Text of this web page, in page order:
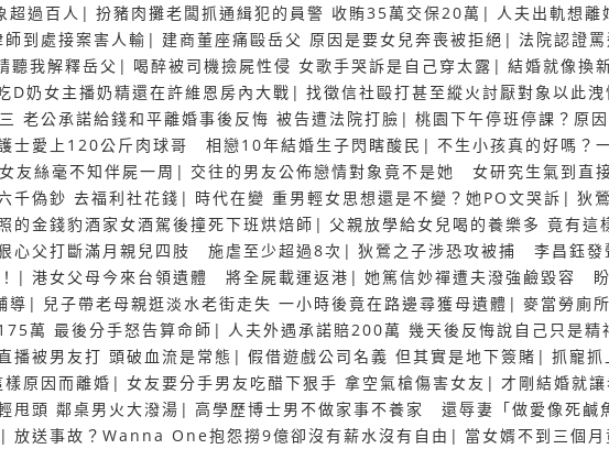
超過百人 | 扮豬肉攤老闆抓通緝犯的員警 收賄35萬交保20萬 | 人夫出軌想
到處接案害人輸 | 建商董座痛毆岳父 原因是要女兒奔喪被拒絕 | 法院認證
聽我解釋岳父 | 喝醉被司機撿屍性侵 女歌手哭訴是自己穿太露 | 結婚就像換
D奶女主播奶精還在許維恩房內大戰 | 找徵信社毆打甚至縱火討厭對象以此
老公承諾給錢和平離婚事後反悔 被告遭法院打臉 | 桃園下午停班停課？原
士愛上120公斤肉球哥 相戀10年結婚生子閃瞎酸民 | 不生小孩真的好嗎？
友絲毫不知伴屍一周 | 交往的男友公佈戀情對象竟不是她 女研究生氣到直
千偽鈔 去福利社花錢 | 時代在變 重男輕女思想還是不變？她PO文哭訴 | 狄
的金錢豹酒家女酒駕後撞死下班烘焙師 | 父親放學給女兒喝的養樂多 竟有這
心父打斷滿月親兒四肢 施虐至少超過8次 | 狄鶯之子涉恐攻被捕 李昌鈺發
| 港女父母今來台領遺體 將全屍載運返港 | 她篤信妙禪遭夫潑強鹼毀容
導 | 兒子帶老母親逛淡水老街走失 一小時後竟在路邊尋獲母遺體 | 麥當勞廁
萬 最後分手怒告算命師 | 人夫外遇承諾賠200萬 幾天後反悔說自己只是精
播被男友打 頭破血流是常態 | 假借遊戲公司名義 但其實是地下簽賭 | 抓寵抓
原因而離婚 | 女友要分手男友吃醋下狠手 拿空氣槍傷害女友 | 才剛結婚就
甩頭 鄰桌男火大潑湯 | 高學歷博士男不做家事不養家 還辱妻「做愛像死鹹
| 放送事故？Wanna One抱怨撈9億卻沒有薪水沒有自由 | 當女婿不到三個